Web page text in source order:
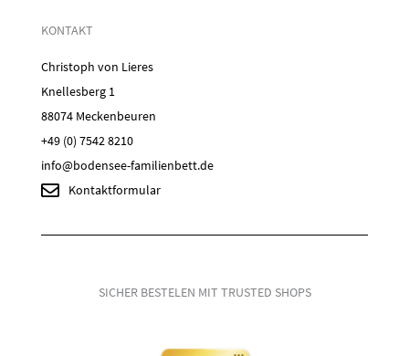
KONTAKT
Christoph von Lieres
Knellesberg 1
88074 Meckenbeuren
+49 (0) 7542 8210
info@bodensee-familienbett.de
Kontaktformular
SICHER BESTELEN MIT TRUSTED SHOPS